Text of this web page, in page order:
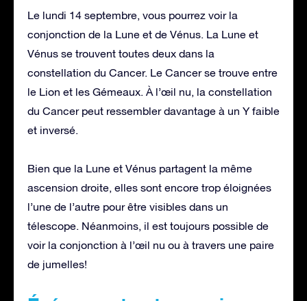
Le lundi 14 septembre, vous pourrez voir la
conjonction de la Lune et de Vénus. La Lune et
Vénus se trouvent toutes deux dans la
constellation du Cancer. Le Cancer se trouve entre
le Lion et les Gémeaux. À l’œil nu, la constellation
du Cancer peut ressembler davantage à un Y faible
et inversé.
Bien que la Lune et Vénus partagent la même
ascension droite, elles sont encore trop éloignées
l’une de l’autre pour être visibles dans un
télescope. Néanmoins, il est toujours possible de
voir la conjonction à l’œil nu ou à travers une paire
de jumelles!